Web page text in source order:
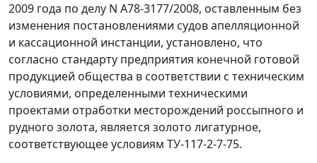
2009 года по делу N А78-3177/2008, оставленным без
изменения постановлениями судов апелляционной
и кассационной инстанции, установлено, что
согласно стандарту предприятия конечной готовой
продукцией общества в соответствии с техническим
условиями, определенными техническими
проектами отработки месторождений россыпного и
рудного золота, является золото лигатурное,
соответствующее условиям ТУ-117-2-7-75.